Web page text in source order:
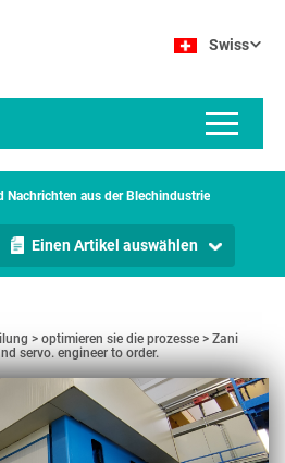
Swiss
Nachrichten aus der Blechindustrie
Einen Artikel auswählen
optimieren sie die prozesse
Zani
servo. engineer to order.